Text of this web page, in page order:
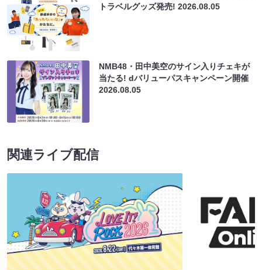
トラベルグッズ発売!2026.08.05
NMB48・田中美空のサイン入りチェキが
当たる! dバリューパスキャンペーン開催
2026.08.05
関連ライブ配信